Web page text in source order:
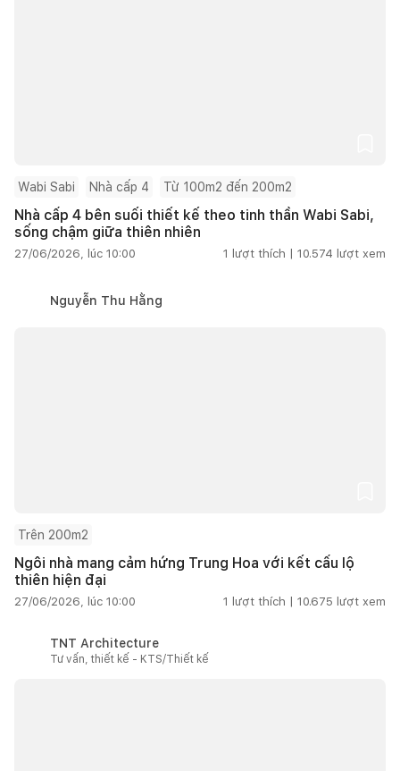
Wabi Sabi Nhà cấp 4 Từ 100m2 đến 200m2
Nhà cấp 4 bên suối thiết kế theo tinh thần Wabi Sabi,
sống chậm giữa thiên nhiên
27/06/2026, lúc 10:00 1 lượt thích | 10.574 lượt xem
Nguyễn Thu Hằng
Trên 200m2
Ngôi nhà mang cảm hứng Trung Hoa với kết cấu lộ
thiên hiện đại
27/06/2026, lúc 10:00 1 lượt thích | 10.675 lượt xem
TNT Architecture
Tư vấn, thiết kế - KTS/Thiết kế